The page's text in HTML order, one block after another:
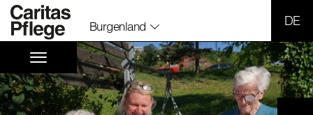
Burgenland